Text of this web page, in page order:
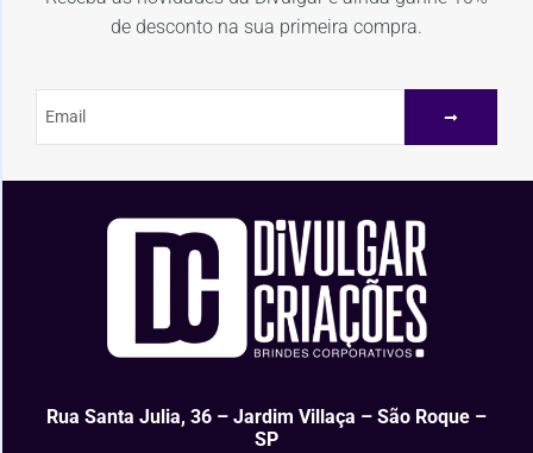
de desconto na sua primeira compra.
Rua Santa Julia, 36 – Jardim Villaça – São Roque –
SP